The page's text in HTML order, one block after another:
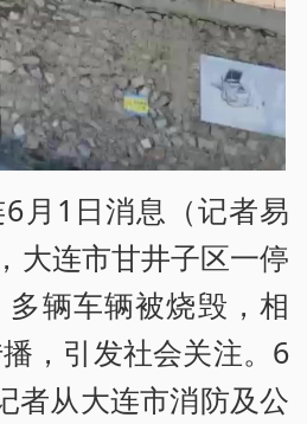
月1日消息（记者易
大连市甘井子区一停
辆车辆被烧毁，相
，引发社会关注。6
者从大连市消防及公